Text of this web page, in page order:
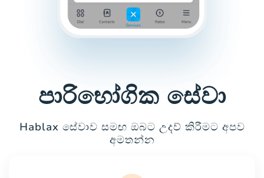
පාරිභෝගික සේවා
Hablax සේවාව සමඟ ඔබට උදව් කිරීමට අපව
අමතන්න